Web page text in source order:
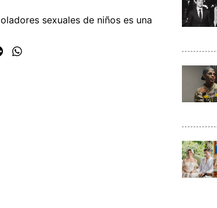
sexuales de niños es una